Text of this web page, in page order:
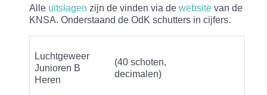
Alle uitslagen zijn de vinden via de website van de
KNSA. Onderstaand de OdK schutters in cijfers.
Luchtgeweer
Junioren B
Heren
(40 schoten,
decimalen)